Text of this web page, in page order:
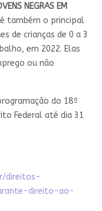
NEGRAS EM
também o principal
de crianças de 0 a 3
em 2022. Elas
ou não
do 18º
Federal até dia 31
direitos-
direito-ao-